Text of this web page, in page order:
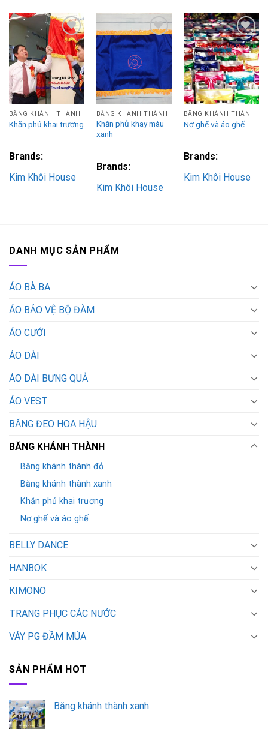
Add to
Wishlist
BĂNG KHÁNH THÀNH
Khăn phủ khai trương
Brands:
Kim Khôi House
Add to
Wishlist
BĂNG KHÁNH THÀNH
Khăn phủ khay màu
xanh
Brands:
Kim Khôi House
Add to
Wishlist
BĂNG KHÁNH THÀNH
Nơ ghế và áo ghế
Brands:
Kim Khôi House
DANH MỤC SẢN PHẨM
ÁO BÀ BA
ÁO BẢO VỆ BỘ ĐÀM
ÁO CƯỚI
ÁO DÀI
ÁO DÀI BƯNG QUẢ
ÁO VEST
BĂNG ĐEO HOA HẬU
BĂNG KHÁNH THÀNH
Băng khánh thành đỏ
Băng khánh thành xanh
Khăn phủ khai trương
Nơ ghế và áo ghế
BELLY DANCE
HANBOK
KIMONO
TRANG PHỤC CÁC NƯỚC
VÁY PG ĐẦM MÚA
SẢN PHẨM HOT
Băng khánh thành xanh